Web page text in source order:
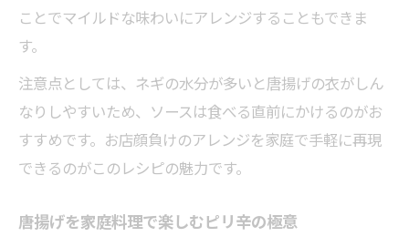
ことでマイルドな味わいにアレンジすることもできま
す。
注意点としては、ネギの水分が多いと唐揚げの衣がしん
なりしやすいため、ソースは食べる直前にかけるのがお
すすめです。お店顔負けのアレンジを家庭で手軽に再現
できるのがこのレシピの魅力です。
唐揚げを家庭料理で楽しむピリ辛の極意